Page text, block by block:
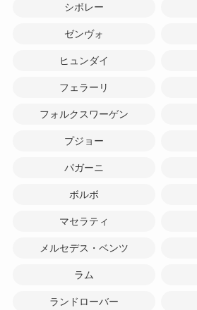
シボレー
ゼンヴォ
ヒュンダイ
フェラーリ
フォルクスワーゲン
プジョー
パガーニ
ボルボ
マセラティ
メルセデス・ベンツ
ラム
ランドローバー